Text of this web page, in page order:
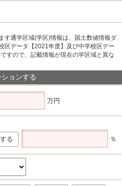
す通学区域(学区)情報は、国土数値情報ダ
区データ【2021年度】及び中学校区デー
すので、記載情報が現在の学区域と異な
ョンする
万円
る ％